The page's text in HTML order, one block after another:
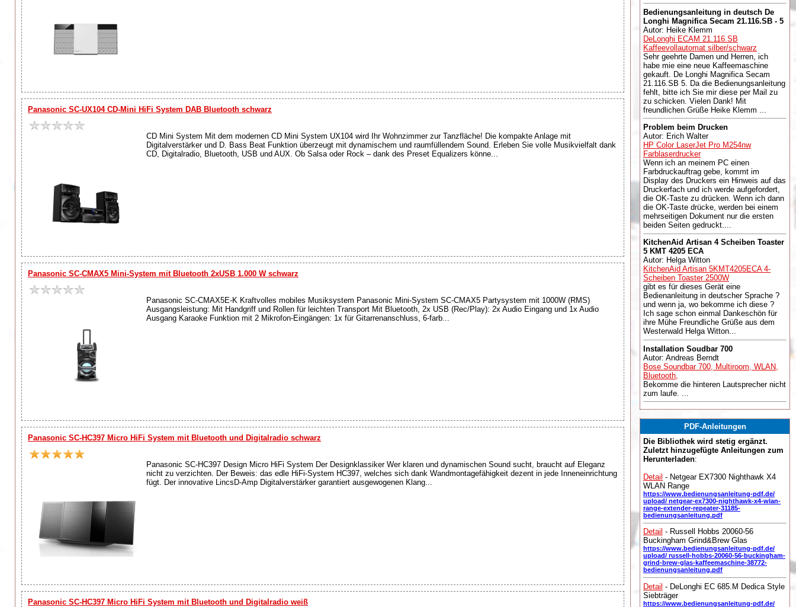
Panasonic SC-UX104 CD-Mini HiFi System DAB Bluetooth schwarz
CD Mini System Mit dem modernen CD Mini System UX104 wird Ihr Wohnzimmer zur Tanzfläche! Die kompakte Anlage mit
Digitalverstärker und D. Bass Beat Funktion überzeugt mit dynamischem und raumfüllendem Sound. Erleben Sie volle Musikvielfalt dank
CD, Digitalradio, Bluetooth, USB und AUX. Ob Salsa oder Rock – dank des Preset Equalizers könne...
Panasonic SC-CMAX5 Mini-System mit Bluetooth 2xUSB 1.000 W schwarz
Panasonic SC-CMAX5E-K Kraftvolles mobiles Musiksystem Panasonic Mini-System SC-CMAX5 Partysystem mit 1000W (RMS)
Ausgangsleistung: Mit Handgriff und Rollen für leichten Transport Mit Bluetooth, 2x USB (Rec/Play): 2x Audio Eingang und 1x Audio
Ausgang Karaoke Funktion mit 2 Mikrofon-Eingängen: 1x für Gitarrenanschluss, 6-farb...
Panasonic SC-HC397 Micro HiFi System mit Bluetooth und Digitalradio schwarz
Panasonic SC-HC397 Design Micro HiFi System Der Designklassiker Wer klaren und dynamischen Sound sucht, braucht auf Eleganz
nicht zu verzichten. Der Beweis: das edle HiFi-System HC397, welches sich dank Wandmontagefähigkeit dezent in jede Inneneinrichtung
fügt. Der innovative LincsD-Amp Digitalverstärker garantiert ausgewogenen Klang...
Panasonic SC-HC397 Micro HiFi System mit Bluetooth und Digitalradio weiß
Bedienungsanleitung in deutsch De
Longhi Magnifica Secam 21.116.SB - 5
Autor: Heike Klemm
DeLonghi ECAM 21.116.SB
Kaffeevollautomat silber/schwarz
Sehr geehrte Damen und Herren, ich
habe mie eine neue Kaffeemaschine
gekauft. De Longhi Magnifica Secam
21.116.SB 5. Da die Bedienungsanleitung
fehlt, bitte ich Sie mir diese per Mail zu
zu schicken. Vielen Dank! Mit
freundlichen Grüße Heike Klemm ...
Problem beim Drucken
Autor: Erich Walter
HP Color LaserJet Pro M254nw
Farblaserdrucker
Wenn ich an meinem PC einen
Farbdruckauftrag gebe, kommt im
Display des Druckers ein Hinweis auf das
Druckerfach und ich werde aufgefordert,
die OK-Taste zu drücken. Wenn ich dann
die OK-Taste drücke, werden bei einem
mehrseitigen Dokument nur die ersten
beiden Seiten gedruckt....
KitchenAid Artisan 4 Scheiben Toaster
5 KMT 4205 ECA
Autor: Helga Witton
KitchenAid Artisan 5KMT4205ECA 4-
Scheiben Toaster 2500W
gibt es für dieses Gerät eine
Bedienanleitung in deutscher Sprache ?
und wenn ja, wo bekomme ich diese ?
Ich sage schon einmal Dankeschön für
ihre Mühe Freundliche Grüße aus dem
Westerwald Helga Witton...
Installation Soudbar 700
Autor: Andreas Berndt
Bose Soundbar 700, Multiroom, WLAN,
Bluetooth,
Bekomme die hinteren Lautsprecher nicht
zum laufe. ...
PDF-Anleitungen
Die Bibliothek wird stetig ergänzt.
Zuletzt hinzugefügte Anleitungen zum
Herunterladen:
Detail - Netgear EX7300 Nighthawk X4
WLAN Range
https://www.bedienungsanleitung-pdf.de/
upload/ netgear-ex7300-nighthawk-x4-wlan-
range-extender-repeater-31185-
bedienungsanleitung.pdf
Detail - Russell Hobbs 20060-56
Buckingham Grind&Brew Glas
https://www.bedienungsanleitung-pdf.de/
upload/ russell-hobbs-20060-56-buckingham-
grind-brew-glas-kaffeemaschine-38772-
bedienungsanleitung.pdf
Detail - DeLonghi EC 685.M Dedica Style
Siebträger
https://www.bedienungsanleitung-pdf.de/